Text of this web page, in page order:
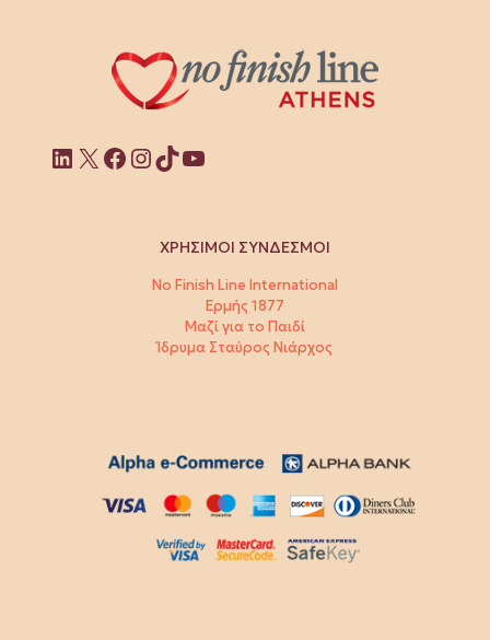
Linkedin
X Facebook
Instagram
TikTok
YouTube
ΧΡΗΣΙΜΟΙ ΣΥΝΔΕΣΜΟΙ
No Finish Line International
Ερμής 1877
Μαζί για το Παιδί
Ίδρυμα Σταύρος Νιάρχος